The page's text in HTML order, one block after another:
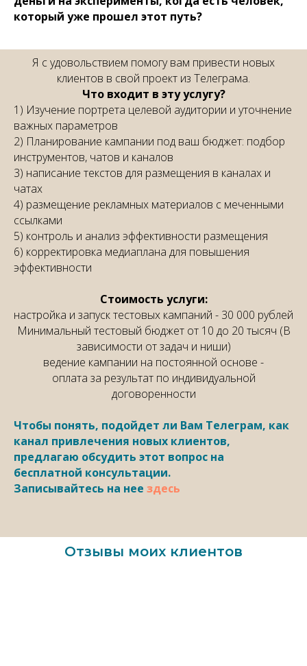
который уже прошел этот путь?
Я с удовольствием помогу вам привести новых
клиентов в свой проект из Телеграма.
Что входит в эту услугу?
1) Изучение портрета целевой аудитории и уточнение
важных параметров
2) Планирование кампании под ваш бюджет: подбор
инструментов, чатов и каналов
3) написание текстов для размещения в каналах и
чатах
4) размещение рекламных материалов с меченными
ссылками
5) контроль и анализ эффективности размещения
6) корректировка медиаплана для повышения
эффективности
Стоимость услуги:
настройка и запуск тестовых кампаний - 30 000 рублей
Минимальный тестовый бюджет от 10 до 20 тысяч (В
зависимости от задач и ниши)
ведение кампании на постоянной основе -
оплата за результат по индивидуальной
договоренности
Чтобы понять, подойдет ли Вам Телеграм, как
канал привлечения новых клиентов,
предлагаю обсудить этот вопрос на
бесплатной консультации.
Записывайтесь на нее здесь
Отзывы моих клиентов